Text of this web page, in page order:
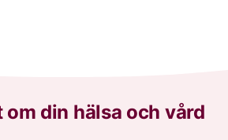
din hälsa och vård